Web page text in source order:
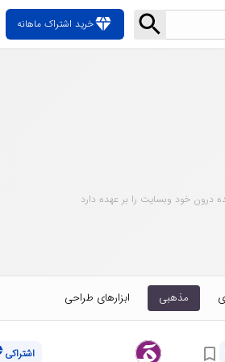
diamondخرید اشتراک ماهانه
درون خود وبسایت را بر عهده دارد
مذهبی ابزارهای طراحی
bookmark_border اشتراکی